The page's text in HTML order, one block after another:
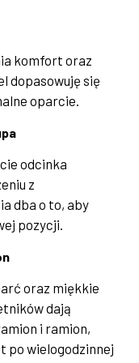
komfort oraz
dopasowuję się
oparcie.
odcinka
z
dba o to, aby
pozycji.
oraz miękkie
dają
i ramion,
po wielogodzinnej